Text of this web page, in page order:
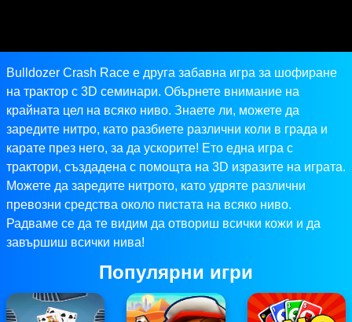
Bulldozer Crash Race е друга забавна игра за шофиране
на трактор с 3D семинари. Обърнете внимание на
крайната цел на всяко ниво. Знаете ли, можете да
заредите нитро, като разбиете различни коли в града и
карате през него, за да ускорите! Ето една игра с
трактори, създадена с помощта на 3D изразите на играта.
Можете да заредите нитрото, като удряте различни
превозни средства около пистата на всяко ниво.
Радваме се да те видим да отвориш всички кожи и да
завършиш всички нива!
Популярни игри